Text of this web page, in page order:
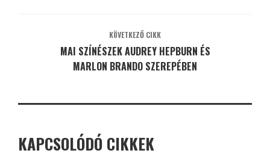
KÖVETKEZŐ CIKK
MAI SZÍNÉSZEK AUDREY HEPBURN ÉS
MARLON BRANDO SZEREPÉBEN
KAPCSOLÓDÓ CIKKEK